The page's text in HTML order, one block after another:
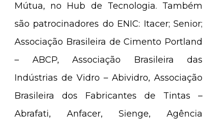
Mútua, no Hub de Tecnologia. Também
são patrocinadores do ENIC: Itacer; Senior;
Associação Brasileira de Cimento Portland
– ABCP, Associação Brasileira das
Indústrias de Vidro – Abividro, Associação
Brasileira dos Fabricantes de Tintas –
Abrafati, Anfacer, Sienge, Agência